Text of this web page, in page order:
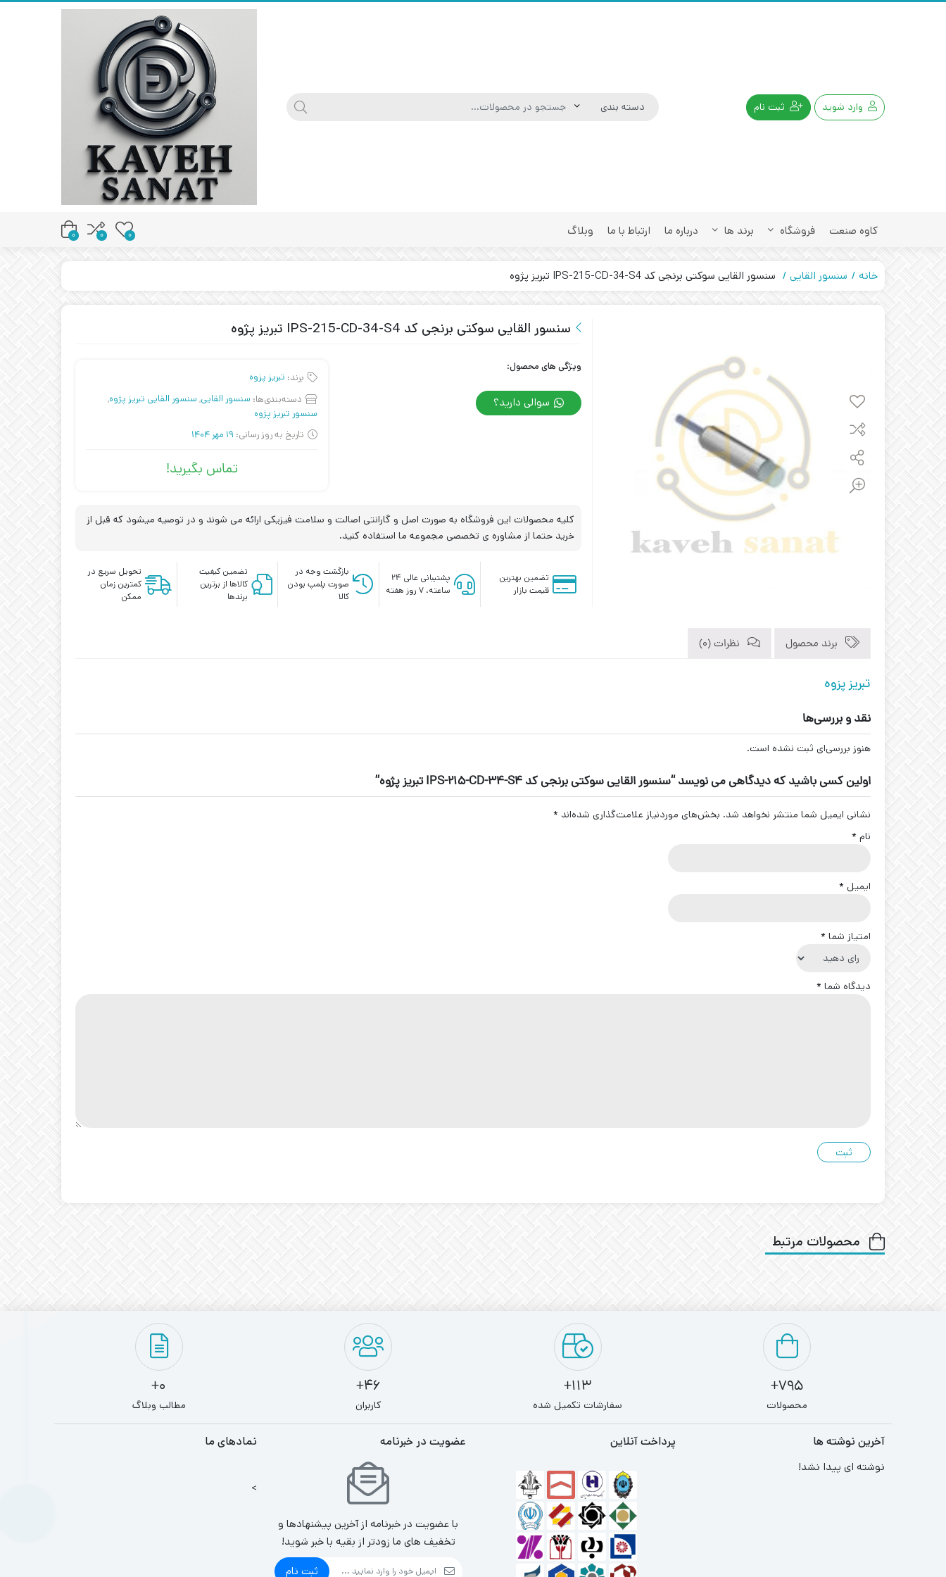
وارد شوید ثبت نام
کاوه صنعت فروشگاه برند ها درباره ما ارتباط با ما وبلاگ 0
0
0
خانه سنسور القایی سنسور القایی سوکتی برنجی کد IPS-215-CD-34-S4 تبریز پژوه
سنسور القایی سوکتی برنجی کد IPS-215-CD-34-S4 تبریز پژوه
ویژگی های محصول:
سوالی دارید؟
برند: تبریز پزوه
دسته‌بندی‌ها: سنسور القایی, سنسور القایی تبریز پژوه,
سنسور تبریز پژوه
تاریخ به روز رسانی: 19 مهر 1404
تماس بگیرید!
کلیه محصولات این فروشگاه به صورت اصل و گارانتی اصالت و سلامت فیزیکی ارائه می شوند و در توصیه میشود که قبل از
خرید حتما از مشاوره ی تخصصی مجموعه ما استفاده کنید.
تضمین بهترین
قیمت بازار
پشتیبانی عالی ۲۴
ساعته، ۷ روز هفته
بازگشت وجه در
صورت پلمپ بودن
کالا
تضمین کیفیت
کالاها از برترین
برندها
تحویل سریع در
کمترین زمان
ممکن
برند محصول نظرات (0)
تبریز پزوه
نقد و بررسی‌ها
هنوز بررسی‌ای ثبت نشده است.
اولین کسی باشید که دیدگاهی می نویسد “سنسور القایی سوکتی برنجی کد IPS-215-CD-34-S4 تبریز پژوه”
نشانی ایمیل شما منتشر نخواهد شد. بخش‌های موردنیاز علامت‌گذاری شده‌اند *
نام *
ایمیل *
امتیاز شما *
دیدگاه شما *
محصولات مرتبط
795+
محصولات
113+
سفارشات تکمیل شده
46+
کاربران
0+
مطالب وبلاگ
آخرین نوشته ها
نوشته ای پیدا نشد!
پرداخت آنلاین عضویت در خبرنامه
با عضویت در خبرنامه از آخرین پیشنهادها و
تخفیف های ما زودتر از بقیه با خبر شوید!
ثبت نام
نمادهای ما
>